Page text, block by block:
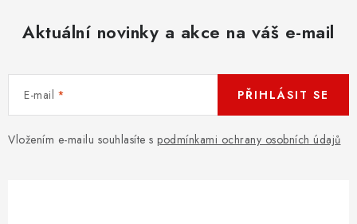
Aktuální novinky a akce na váš e-mail
E-mail
Vložením e-mailu souhlasíte s podmínkami ochrany osobních údajů
PŘIHLÁSIT SE